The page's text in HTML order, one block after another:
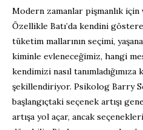
Modern zamanlar pişmanlık
Özellikle Batı’da kendini
tüketim mallarının seçimi,
kiminle evleneceğimiz, hangi
kendimizi nasıl
şekillendiriyor. Psikolog Barry
başlangıçtaki seçenek artışı
artışa yol açar, ancak